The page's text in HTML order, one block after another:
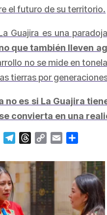
el futuro de su territorio.
Guajira es una
que también lleven
no se mide en
tierras por
no es si La Guajira
convierta en una
BlueskyTelegramThreads
Copy Email